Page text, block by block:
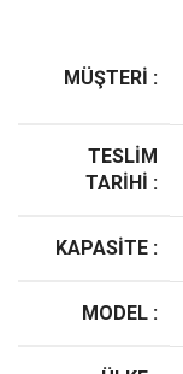
MÜŞTERI :
TESLIM
TARIHI :
KAPASITE :
MODEL :